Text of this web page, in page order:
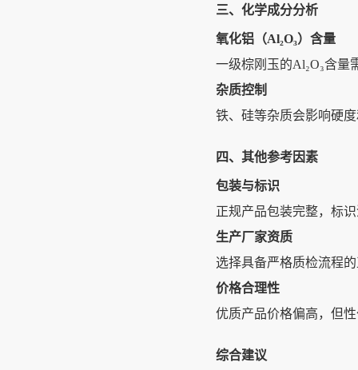
三、化学成分分析
氧化铝（Al₂O₃）含量
一级棕刚玉的Al₂O₃含量
杂质控制
铁、硅等杂质会影响硬
四、其他参考因素
包装与标识
正规产品包装完整，标
生产厂家资质
选择具备严格质检流程
价格合理性
优质产品价格偏高，但
综合建议